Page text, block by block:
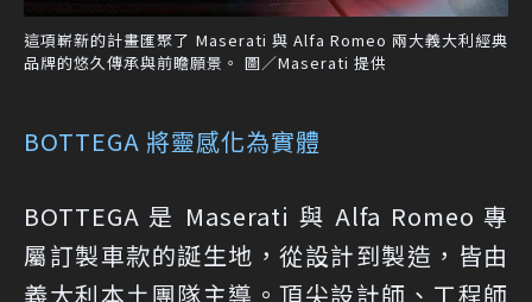
這項嶄新的計畫匯聚了 Maserati 與 Alfa Romeo 兩大義大利經典
品牌的悠久傳承與前瞻願景。 圖／Maserati 提供
BOTTEGA 將靈感化為實體
BOTTEGA 是 Maserati 與 Alfa Romeo 專
屬訂製車款的誕生地，從設計到製造，皆由
義大利本土團隊主導。頂尖設計師、工程師